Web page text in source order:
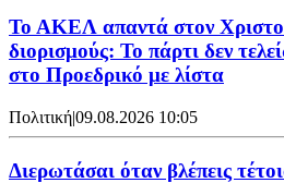
Το ΑΚΕΛ απαντά στον
διορισμούς: Το πάρτι δεν
στο Προεδρικό με λίστα
Πολιτική|09.08.2026 10:05
Διερωτάσαι όταν βλέπεις